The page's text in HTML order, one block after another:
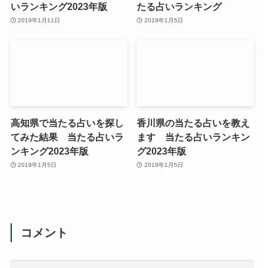
いランキング2023年版
2019年1月11日
たる占いランキング
2019年1月5日
高知県で当たる占いを探し
てみた結果 当たる占いラ
ンキング2023年版
2019年1月5日
香川県の当たる占いを教え
ます 当たる占いランキン
グ2023年版
2019年1月5日
コメント